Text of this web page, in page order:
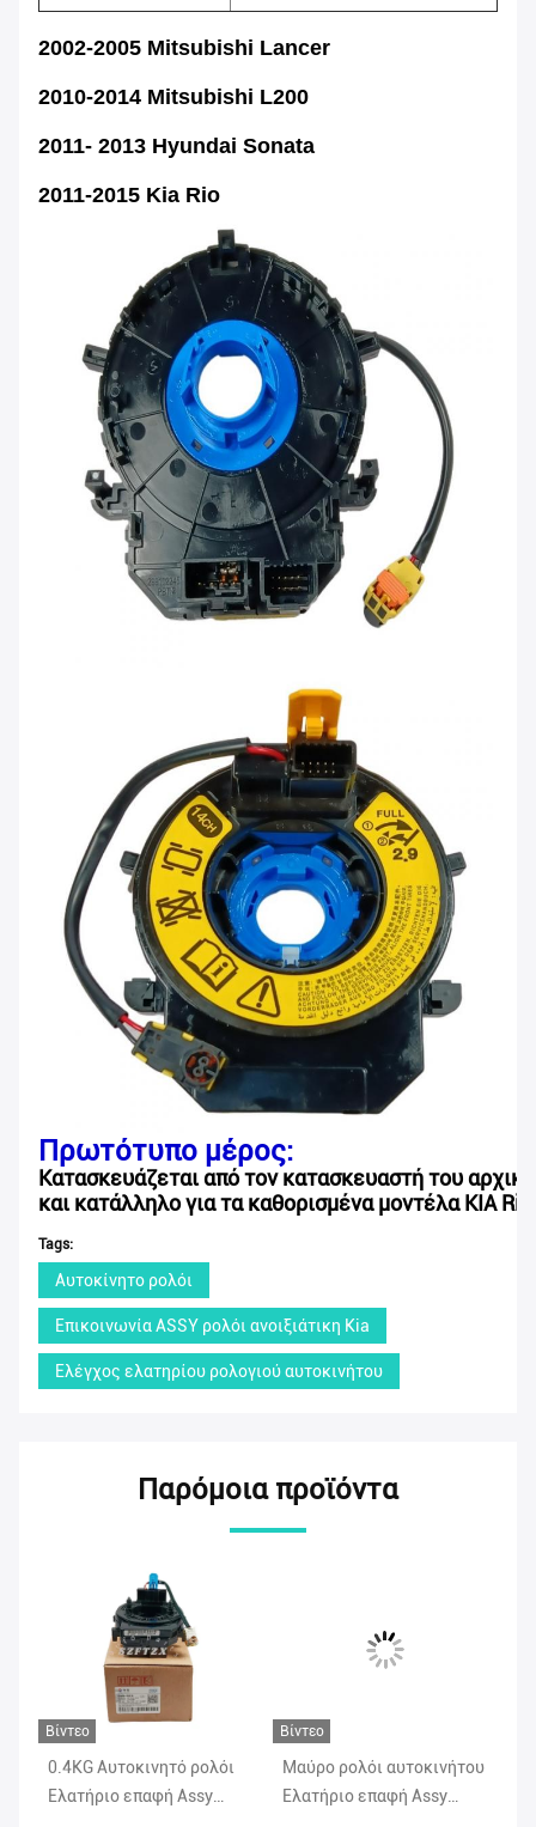
2002-2005 Mitsubishi Lancer
2010-2014 Mitsubishi L200
2011- 2013 Hyundai Sonata
2011-2015 Kia Rio
Πρωτότυπο μέρος:
Κατασκευάζεται από τον κατασκευαστή του
και κατάλληλο για τα καθορισμένα μοντέλα KIA
Tags:
Αυτοκίνητο ρολόι
Επικοινωνία ASSY ρολόι ανοιξιάτικη Kia
Ελέγχος ελατηρίου ρολογιού αυτοκινήτου
Παρόμοια προϊόντα
Βίντεο
0.4KG Αυτοκινητό ρολόι
Ελατήριο επαφή Assy
Βίντεο
Μαύρο ρολόι αυτοκινήτου
Ελατήριο επαφή Assy